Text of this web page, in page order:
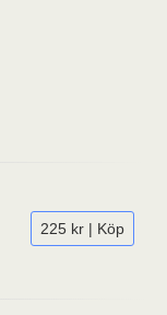
225 kr | Köp